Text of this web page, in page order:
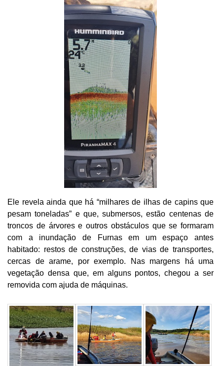
Ele revela ainda que há “milhares de ilhas de capins que
pesam toneladas” e que, submersos, estão centenas de
troncos de árvores e outros obstáculos que se formaram
com a inundação de Furnas em um espaço antes
habitado: restos de construções, de vias de transportes,
cercas de arame, por exemplo. Nas margens há uma
vegetação densa que, em alguns pontos, chegou a ser
removida com ajuda de máquinas.